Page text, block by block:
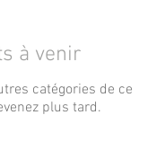
à venir
catégories de ce
plus tard.